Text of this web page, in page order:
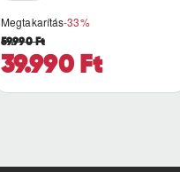
Megtakarítás-33%
39.990 Ft
59.990 Ft